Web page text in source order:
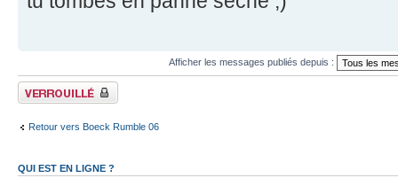
Afficher les messages publiés depuis :
Fil verrouillé
Retour vers Boeck Rumble 06
QUI EST EN LIGNE ?